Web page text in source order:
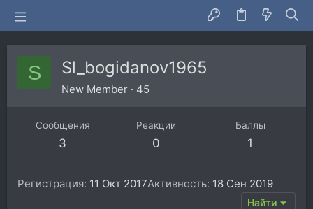
S Sl_bogidanov1965
New Member · 45
Сообщения
3
Реакции
0
Баллы
1
Регистрация 11 Окт 2017Активность 18 Сен 2019
Найти